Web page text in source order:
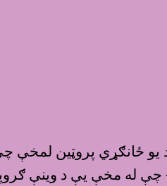
چې له مخې يې د وينې